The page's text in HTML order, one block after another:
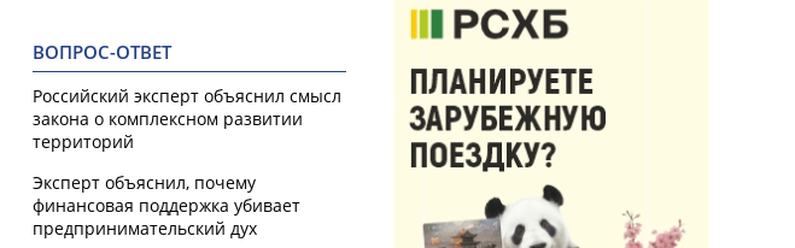
ВОПРОС-ОТВЕТ
Российский эксперт объяснил смысл
закона о комплексном развитии
территорий
Эксперт объяснил, почему
финансовая поддержка убивает
предпринимательский дух